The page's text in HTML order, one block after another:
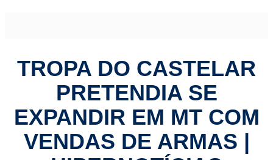
TROPA DO CASTELAR
PRETENDIA SE
EXPANDIR EM MT COM
VENDAS DE ARMAS |